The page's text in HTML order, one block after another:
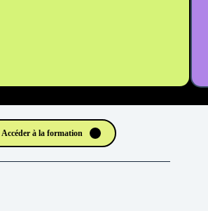
Accéder à la formation